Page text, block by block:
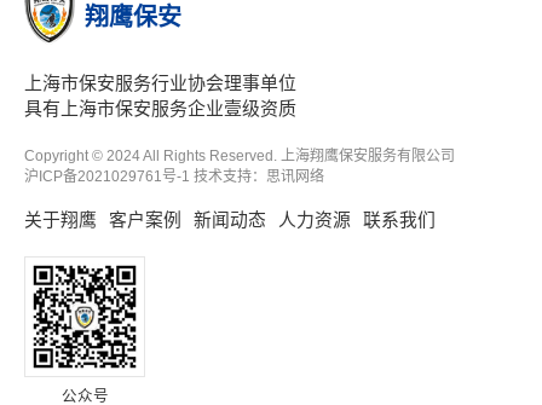
翔鹰保安
上海市保安服务行业协会理事单位
具有上海市保安服务企业壹级资质
Copyright © 2024 All Rights Reserved. 上海翔鹰保安服务有限公司
沪ICP备2021029761号-1 技术支持： 思讯网络
关于翔鹰 客户案例 新闻动态 人力资源 联系我们
公众号